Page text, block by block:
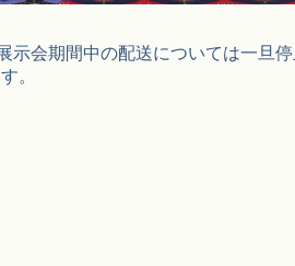
会期間中の配送については一旦停
。